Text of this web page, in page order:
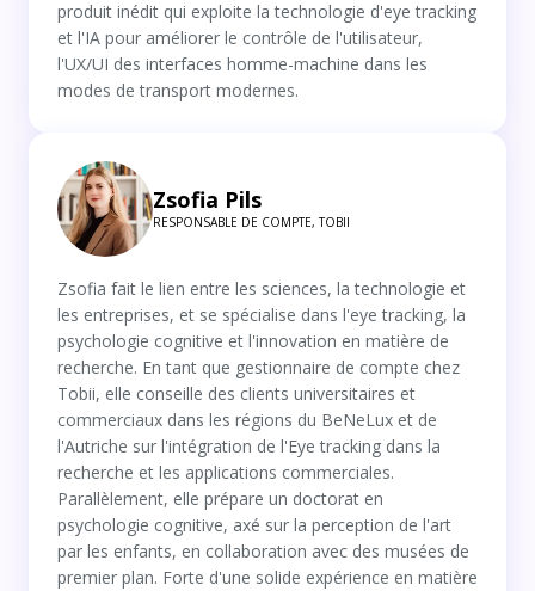
produit inédit qui exploite la technologie d'eye tracking
et l'IA pour améliorer le contrôle de l'utilisateur,
l'UX/UI des interfaces homme-machine dans les
modes de transport modernes.
Zsofia Pils
RESPONSABLE DE COMPTE, TOBII
Zsofia fait le lien entre les sciences, la technologie et
les entreprises, et se spécialise dans l'eye tracking, la
psychologie cognitive et l'innovation en matière de
recherche. En tant que gestionnaire de compte chez
Tobii, elle conseille des clients universitaires et
commerciaux dans les régions du BeNeLux et de
l'Autriche sur l'intégration de l'Eye tracking dans la
recherche et les applications commerciales.
Parallèlement, elle prépare un doctorat en
psychologie cognitive, axé sur la perception de l'art
par les enfants, en collaboration avec des musées de
premier plan. Forte d'une solide expérience en matière